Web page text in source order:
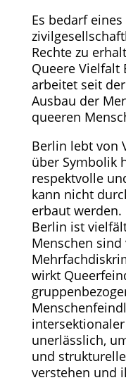
Es bedarf
Rechte zu
Queere Vielfalt
arbeitet seit
Ausbau der
queeren
Berlin lebt von
über Symbolik
respektvolle
kann nicht
erbaut
Berlin ist
Menschen sind
wirkt
unerlässlich,
und
verstehen und